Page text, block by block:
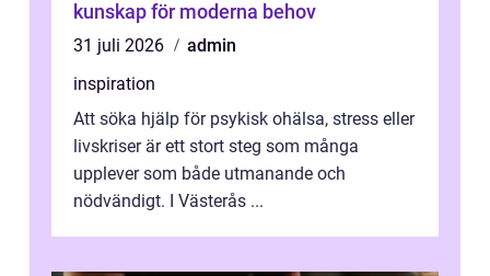
kunskap för moderna behov
31 juli 2026
admin
inspiration
Att söka hjälp för psykisk ohälsa, stress eller
livskriser är ett stort steg som många
upplever som både utmanande och
nödvändigt. I Västerås ...